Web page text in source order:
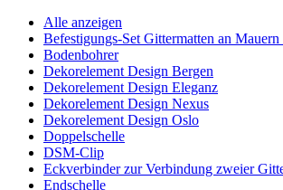
Alle anzeigen
Befestigungs-Set Gittermatten an Mauern
Bodenbohrer
Dekorelement Design Bergen
Dekorelement Design Eleganz
Dekorelement Design Nexus
Dekorelement Design Oslo
Doppelschelle
DSM-Clip
Eckverbinder zur Verbindung zweier
Endschelle